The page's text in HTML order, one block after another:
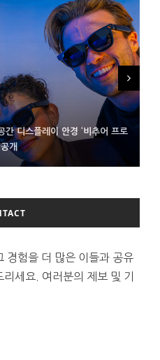
디스플레이 안경 ‘비추어 프로
개
폰18 프로세서 패키징 대기 중
피커 준비하는 오픈AI
경험을 더 많은 이들과 공유
세요. 여러분의 제보 및 기